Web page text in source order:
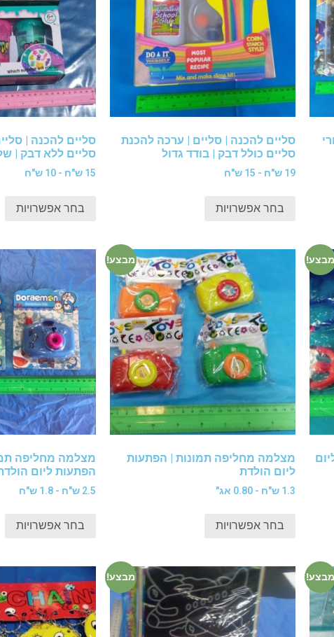
סליים להכנה | סליים | ערכה להכנת
סליים כולל דבק | בודד גדול
19 ש"ח - 15 ש"ח
בחר אפשרויות
סליים להכנה |
סליים ללא דבק |
15 ש"ח - 10 ש"ח
בחר אפשרויות
מבצע! מבצע!
מצלמה מחליפה תמונות | הפתעות
ליום הולדת
1.3 ש"ח - 0.80 אג"
בחר אפשרויות
מצלמה מחליפה
הפתעות ליום
2.5 ש"ח - 1.8 ש"ח
בחר אפשרויות
מבצע! מבצע!